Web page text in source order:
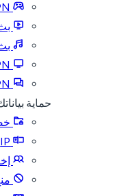
VPN للألعاب
بث
بث
VPN لنتفلكس
VPN لـ ChatGPT
حماية بياناتك
IP مجهول
منع